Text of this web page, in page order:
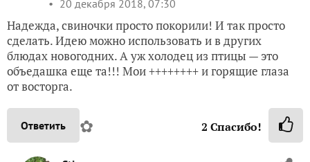
20 декабря 2018, 07:30
Надежда, свиночки просто покорили! И так просто
сделать. Идею можно использовать и в других
блюдах новогодних. А уж холодец из птицы — это
объедашка еще та!!! Мои ++++++++ и горящие глаза
от восторга.
Ответить ✿ 2 Спасибо!